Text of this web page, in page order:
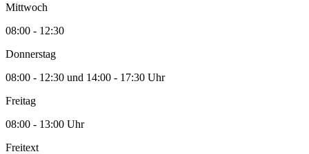
Mittwoch
08:00 - 12:30
Donnerstag
08:00 - 12:30 und 14:00 - 17:30 Uhr
Freitag
08:00 - 13:00 Uhr
Freitext